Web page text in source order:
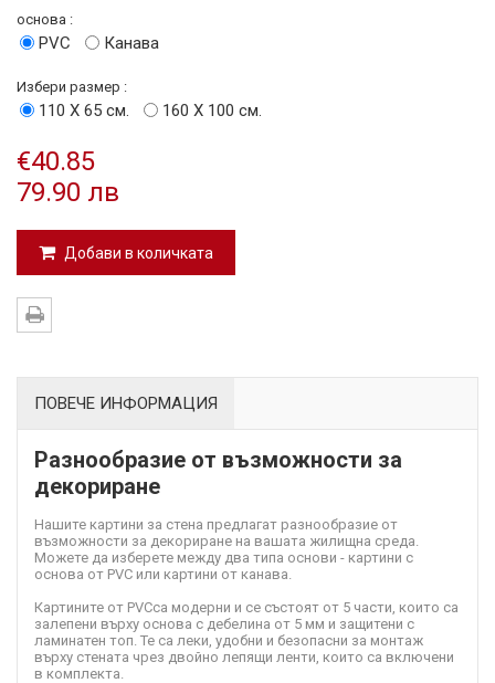
основа :
PVC Канава
Избери размер :
110 Х 65 см. 160 Х 100 см.
€40.85
79.90 лв
Добави в количката
ПОВЕЧЕ ИНФОРМАЦИЯ
Разнообразие от възможности за
декориране
Нашите картини за стена предлагат разнообразие от
възможности за декориране на вашата жилищна среда.
Можете да изберете между два типа основи - картини с
основа от PVC или картини от канава.
Картините от PVCса модерни и се състоят от 5 части, които са
залепени върху основа с дебелина от 5 мм и защитени с
ламинатен топ. Те са леки, удобни и безопасни за монтаж
върху стената чрез двойно лепящи ленти, които са включени
в комплекта.